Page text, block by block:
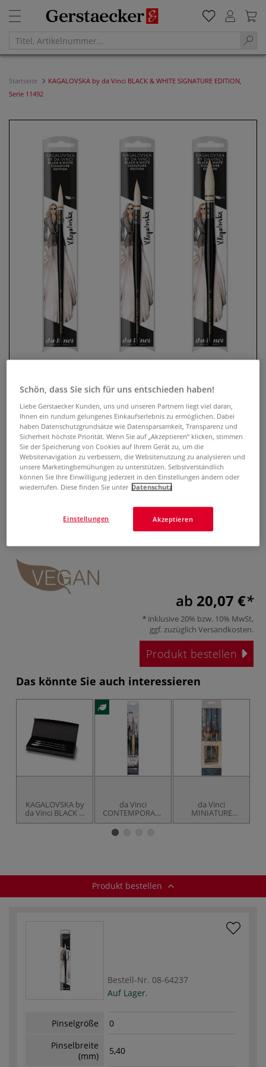
Startseite
KAGALOVSKA by da Vinci BLACK & WHITE SIGNATURE EDITION,
Serie 11492
KAGALOVSKA by da Vinci BLACK &
WHITE SIGNATURE EDITION, Serie
11492
0 Bewertungen
Der da Vinci BLACK & WHITE SIGNATURE EDITION
Verwaschpinsel, Serie 11492 ist ideal geeignet für die
Aquarellmalerei. In Zusammenarbeit mit der Künstlerin
Victoria Kagalovska zusammengestellt.
Mehr
ab 20,07 €
inklusive 20% bzw. 10% MwSt,
ggf. zuzüglich Versandkosten.
Produkt bestellen
Das könnte Sie auch interessieren
KAGALOVSKA by
da Vinci BLACK &
WHITE
da Vinci
CONTEMPORARY
LANDSCAPE SET
by Ari de Goes Jr.,
Serie 4146
da Vinci
MINIATURE
MAESTRO Set,
Produkt bestellen
Bestell-Nr. 08-64237
Auf Lager.
Pinselgröße
0
Pinselbreite
(mm)
5,40
Schön, dass Sie sich für uns entschieden haben!
Liebe Gerstaecker Kunden, uns und unseren Partnern liegt viel daran,
Ihnen ein rundum gelungenes Einkaufserlebnis zu ermöglichen. Dabei
haben Datenschutzgrundsätze wie Datensparsamkeit, Transparenz und
Sicherheit höchste Priorität. Wenn Sie auf „Akzeptieren“ klicken, stimmen
Sie der Speicherung von Cookies auf Ihrem Gerät zu, um die
Websitenavigation zu verbessern, die Websitenutzung zu analysieren und
unsere Marketingbemühungen zu unterstützen. Selbstverständlich
können Sie Ihre Einwilligung jederzeit in den Einstellungen ändern oder
wiederrufen. Diese finden Sie unter Datenschutz
Akzeptieren
Einstellungen